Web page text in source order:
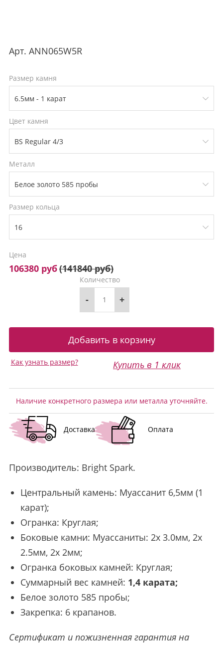
Арт. ANN065W5R
Размер камня
Цвет камня
Металл
Размер кольца
Цена
106380 руб(141840 руб)
Количество
- +
Купить в 1 клик
Как узнать размер?
Наличие конкретного размера или металла уточняйте.
Доставка Оплата
Производитель: Bright Spark.
Центральный камень: Муассанит 6,5мм (1
карат);
Огранка: Круглая;
Боковые камни: Муассаниты: 2x 3.0мм, 2x
2.5мм, 2x 2мм;
Огранка боковых камней: Круглая;
Суммарный вес камней: 1,4 карата;
Белое золото 585 пробы;
Закрепка: 6 крапанов.
Сертификат и пожизненная гарантия на